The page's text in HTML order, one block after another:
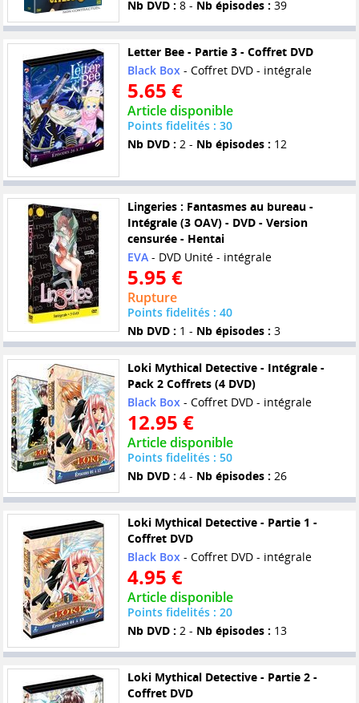
Nb DVD : 8 - Nb épisodes : 39
Letter Bee - Partie 3 - Coffret DVD
Black Box- Coffret DVD - intégrale
5.65 €
Article disponible
Points fidelités : 30
Nb DVD : 2 - Nb épisodes : 12
Lingeries : Fantasmes au bureau -
Intégrale (3 OAV) - DVD - Version
censurée - Hentai
EVA- DVD Unité - intégrale
5.95 €
Rupture
Points fidelités : 40
Nb DVD : 1 - Nb épisodes : 3
Loki Mythical Detective - Intégrale -
Pack 2 Coffrets (4 DVD)
Black Box- Coffret DVD - intégrale
12.95 €
Article disponible
Points fidelités : 50
Nb DVD : 4 - Nb épisodes : 26
Loki Mythical Detective - Partie 1 -
Coffret DVD
Black Box- Coffret DVD - intégrale
4.95 €
Article disponible
Points fidelités : 20
Nb DVD : 2 - Nb épisodes : 13
Loki Mythical Detective - Partie 2 -
Coffret DVD